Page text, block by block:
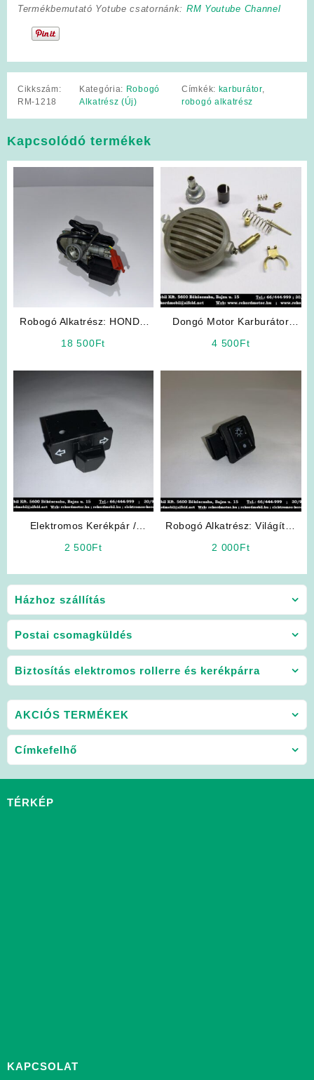
Házhoz szállítás
Postai csomagküldés
Biztosítás elektromos rollerre és kerékpárra
Termékbemutató Yotube csatornánk: RM Youtube Channel
Cikkszám:
RM-1218
Kategória: Robogó
Alkatrész (Új)
Címkék: karburátor,
robogó alkatrész
Kapcsolódó termékek
Robogó Alkatrész: HONDA
18 500Ft
Dongó Motor Karburátor
4 500Ft
Elektromos Kerékpár /
2 500Ft
Robogó Alkatrész: Világítás
2 000Ft
AKCIÓS TERMÉKEK
Címkefelhő
TÉRKÉP
KAPCSOLAT